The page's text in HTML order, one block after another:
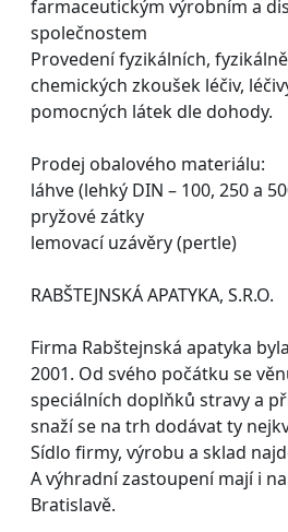
farmaceutickým výrobním a
společnostem
Provedení fyzikálních,
chemických zkoušek léčiv,
pomocných látek dle dohody.
Prodej obalového materiálu:
láhve (lehký DIN – 100, 250 a
pryžové zátky
lemovací uzávěry (pertle)
RABŠTEJNSKÁ APATYKA, S.R.O.
Firma Rabštejnská apatyka
2001. Od svého počátku se
speciálních doplňků stravy a
snaží se na trh dodávat ty
Sídlo firmy, výrobu a sklad
A výhradní zastoupení mají i
Bratislavě.